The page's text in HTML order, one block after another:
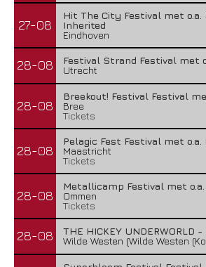
27-08
Hit The City Festival met o.a.
Inherited
Eindhoven
28-08
Festival Strand Festival met
Utrecht
28-08
Breekout! Festival Festival
Bree
Tickets
28-08
Pelagic Fest Festival met o.a.
Maastricht
Tickets
28-08
Metallicamp Festival met o.a.
Ommen
Tickets
28-08
THE HICKEY UNDERWORLD
Wilde Westen (Wilde Westen